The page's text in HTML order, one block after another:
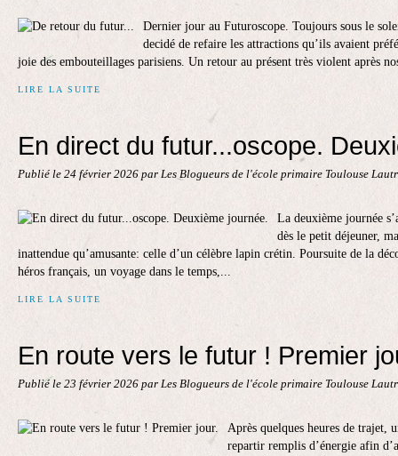
Dernier jour au Futuroscope. Toujours sous le
decidé de refaire les attractions qu’ils avaient
joie des embouteillages parisiens. Un retour au présent très violent après
LIRE LA SUITE
En direct du futur...oscope.
Publié le 24 février 2026 par Les Blogueurs de l'école primaire Toulouse
La deuxième journée
dès le petit déjeuner,
inattendue qu’amusante: celle d’un célèbre lapin crétin. Poursuite de la
héros français, un voyage dans le temps,...
LIRE LA SUITE
En route vers le futur ! Premier
Publié le 23 février 2026 par Les Blogueurs de l'école primaire Toulouse
Après quelques heures de trajet,
repartir remplis d’énergie afin